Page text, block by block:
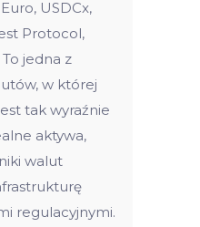
USDCx,
Protocol,
jedna z
w której
tak wyraźnie
aktywa,
walut
regulacyjnymi.